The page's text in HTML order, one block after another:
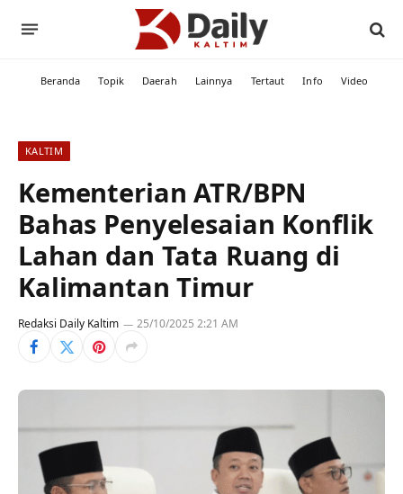
Beranda Topik Daerah Lainnya Tertaut Info Video
KALTIM
Kementerian ATR/BPN
Bahas Penyelesaian Konflik
Lahan dan Tata Ruang di
Kalimantan Timur
Redaksi Daily Kaltim 25/10/2025 2:21 AM